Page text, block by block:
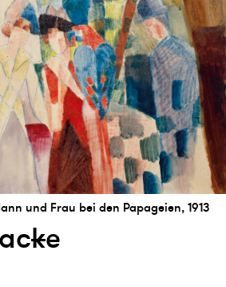
und Frau bei den Papageien, 1913
ke